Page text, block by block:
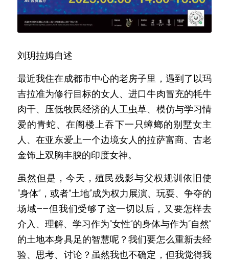
刘玥拉姆自述
最近我住在成都市中心的老房子里，遇到了以玛
吉拉准为修行目标的女人、进口牛肉冒充的牦牛
肉干、压低牧民经济的人工虫草、模仿与学习情
爱的青蛇、在阁楼上吞下一只蟑螂的别墅女主
人、在亚东爱上一个边境女人的拉萨富商、古老
金饰上双胸丰腴的印度女神。
虽然但是，今天，殖民残影与父权规训依旧使
“身体”，或者“土地”成为权力展演、玩耍、争夺的
场域——但我们受够了这一切以后，又要怎样去
介入、理解、学习作为“女性”的身体与作为“自然”
的土地本身具足的智慧呢？我们要怎么重新去经
验、思考、讨论？虽然我也不确定，但我觉得我